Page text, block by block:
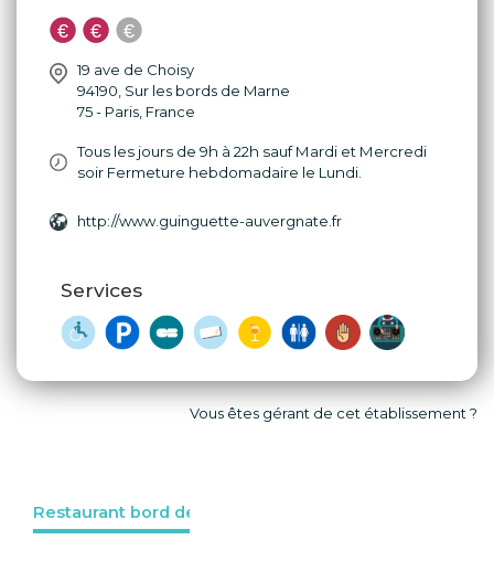
19 ave de Choisy
94190 Sur les bords de Marne
75 - Paris France
Tous les jours de 9h à 22h sauf Mardi et Mercredi
soir Fermeture hebdomadaire le Lundi.
http://www.guinguette-auvergnate.fr
Services
Vous êtes gérant de cet établissement ?
Restaurant bord de l'eau